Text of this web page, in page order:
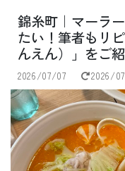
錦糸町｜マーラ
たい！筆者もリ
んえん）」をご
2026/07/07 2026/